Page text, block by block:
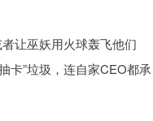
让巫妖用火球轰飞他们
卡”垃圾，连自家CEO都承